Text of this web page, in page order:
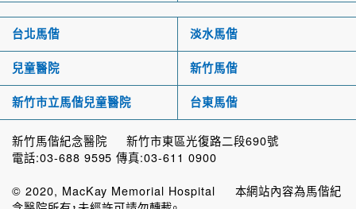
台北馬偕 淡水馬偕
兒童醫院 新竹馬偕
新竹市立馬偕兒童醫院 台東馬偕
新竹馬偕紀念醫院 新竹市東區光復路二段690號
電話:03-688 9595 傳真:03-611 0900
© 2020, MacKay Memorial Hospital 本網站內容為馬偕紀